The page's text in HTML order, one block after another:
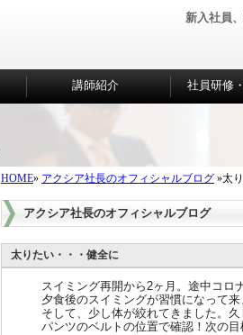
新入社員
講師紹介 社員研修
HOME» アクシア社長のオフィシャルブログ »太
アクシア社長のオフィシャルブログ
太りたい・・・健全に
スイミング再開から2ヶ月。途中コロ
夕食後のスイミングが習慣になって来
そして、少し体が絞れてきました。
パンツのベルトの位置で確認！次の目